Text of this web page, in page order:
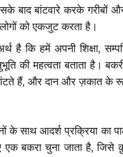
बाद बांटवारे करके गरीबों
को एकजुट करता है।
है कि हमें अपनी शिक्षा,
की महत्वता बताता है।
बांटते हैं, और दान और ज़कात
के साथ आदर्श प्रक्रिया का
बकरा चुना जाता है, जिसे